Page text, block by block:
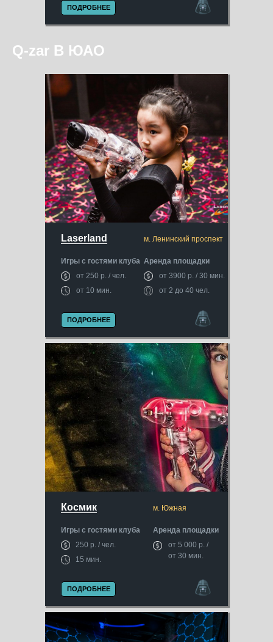
ПОДРОБНЕЕ
Q-zar В ЮАО
Космик м. Южная
ПОДРОБНЕЕ
Аренда площадки
от 250 р. / чел.
м. Ленинский проспект
15 мин.
250 р. / чел.
от 2 до 40 чел.
Laserland
ПОДРОБНЕЕ
Игры с гостями клуба
от 3900 р. / 30 мин.
от 10 мин.
Игры с гостями клуба
от 5 000 р. /
от 30 мин.
Аренда площадки